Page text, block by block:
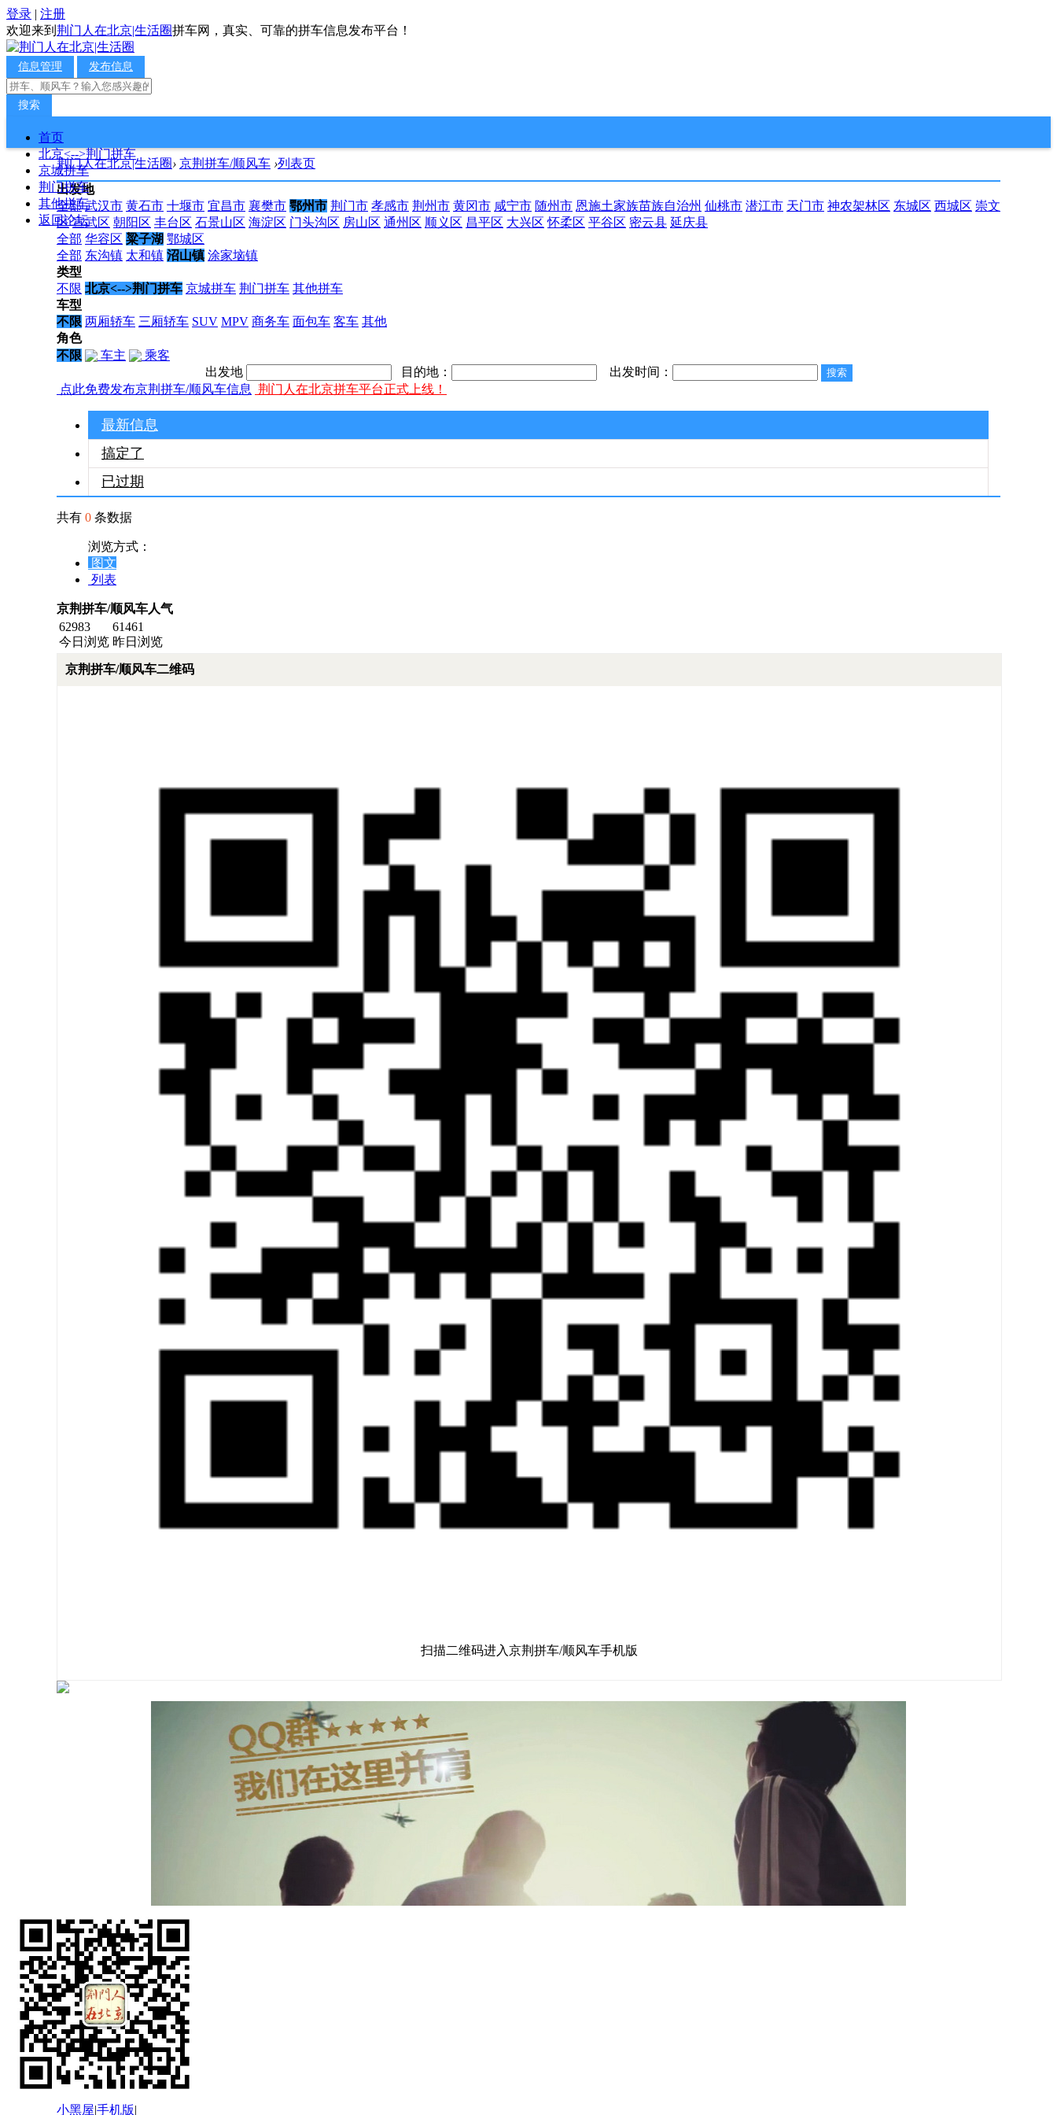
登录 | 注册
欢迎来到 荆门人在北京|生活圈拼车网，真实、可靠的拼车信息发布平台！
信息管理 发布信息
搜索
首页
北京<-->荆门拼车
京城拼车
荆门拼车
其他拼车
返回论坛
荆门人在北京|生活圈› 京荆拼车/顺风车 ›列表页
出发地
全部 武汉市 黄石市 十堰市 宜昌市 襄樊市 鄂州市 荆门市 孝感市 荆州市 黄冈市 咸宁市 随州市 恩施土家族苗族自治州 仙桃市 潜江市 天门市 神农架林区 东城区 西城区 崇文
区 宣武区 朝阳区 丰台区 石景山区 海淀区 门头沟区 房山区 通州区 顺义区 昌平区 大兴区 怀柔区 平谷区 密云县 延庆县
全部 华容区 粱子湖 鄂城区
全部 东沟镇 太和镇 沼山镇 涂家垴镇
类型
不限 北京<-->荆门拼车 京城拼车 荆门拼车 其他拼车
车型
不限 两厢轿车 三厢轿车 SUV MPV 商务车 面包车 客车 其他
角色
不限
车主
乘客
出发地
目的地：
出发时间：
点此免费发布京荆拼车/顺风车信息 荆门人在北京拼车平台正式上线！
最新信息
搞定了
已过期
共有 0 条数据
浏览方式：
图文
列表
京荆拼车/顺风车人气
62983
今日浏览
61461
昨日浏览
京荆拼车/顺风车二维码
扫描二维码进入京荆拼车/顺风车手机版
小黑屋|手机版|